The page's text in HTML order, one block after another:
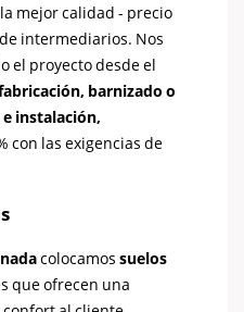
mejor calidad - precio
intermediarios. Nos
el proyecto desde el
barnizado o
instalación,
con las exigencias de
colocamossuelos
que ofrecen una